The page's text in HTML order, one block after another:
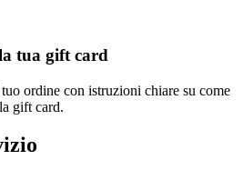
tua gift card
ordine con istruzioni chiare su come
gift card.